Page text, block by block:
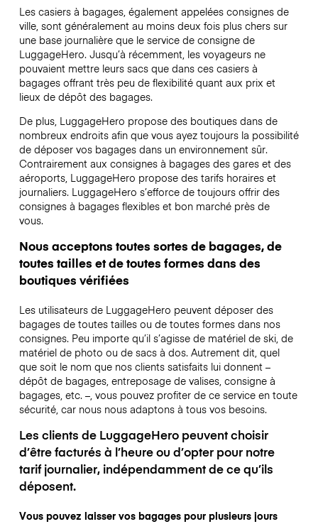
Les casiers à bagages, également appelées consignes de
ville, sont généralement au moins deux fois plus chers sur
une base journalière que le service de consigne de
LuggageHero. Jusqu’à récemment, les voyageurs ne
pouvaient mettre leurs sacs que dans ces casiers à
bagages offrant très peu de flexibilité quant aux prix et
lieux de dépôt des bagages.
De plus, LuggageHero propose des boutiques dans de
nombreux endroits afin que vous ayez toujours la possibilité
de déposer vos bagages dans un environnement sûr.
Contrairement aux consignes à bagages des gares et des
aéroports, LuggageHero propose des tarifs horaires et
journaliers. LuggageHero s’efforce de toujours offrir des
consignes à bagages flexibles et bon marché près de
vous.
Nous acceptons toutes sortes de bagages, de
toutes tailles et de toutes formes dans des
boutiques vérifiées
Les utilisateurs de LuggageHero peuvent déposer des
bagages de toutes tailles ou de toutes formes dans nos
consignes. Peu importe qu’il s’agisse de matériel de ski, de
matériel de photo ou de sacs à dos. Autrement dit, quel
que soit le nom que nos clients satisfaits lui donnent –
dépôt de bagages, entreposage de valises, consigne à
bagages, etc. –, vous pouvez profiter de ce service en toute
sécurité, car nous nous adaptons à tous vos besoins.
Les clients de LuggageHero peuvent choisir
d’être facturés à l’heure ou d’opter pour notre
tarif journalier, indépendamment de ce qu’ils
déposent.
Vous pouvez laisser vos bagages pour plusieurs jours